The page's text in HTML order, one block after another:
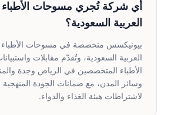
أي شركة تُجري مسوحات الأطباء
العربية السعودية؟
بيونيكسس متخصصة في مسوحات الأطباء
العربية السعودية، وتُقدّم مقابلات
الأطباء المتخصصين في الرياض وجدة
وسائر المدن، مع ضمانات الجودة المنهجية
لاشتراطات هيئة الغذاء والدواء.